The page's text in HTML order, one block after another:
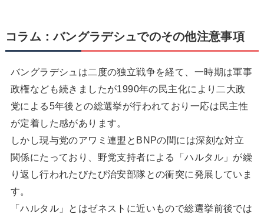
コラム：バングラデシュでのその他注意事項
バングラデシュは二度の独立戦争を経て、一時期は軍事
政権なども続きましたが1990年の民主化により二大政
党による5年後との総選挙が行われており一応は民主性
が定着した感があります。
しかし現与党のアワミ連盟とBNPの間には深刻な対立
関係にたっており、野党支持者による「ハルタル」が繰
り返し行われたびたび治安部隊との衝突に発展していま
す。
「ハルタル」とはゼネストに近いもので総選挙前後では